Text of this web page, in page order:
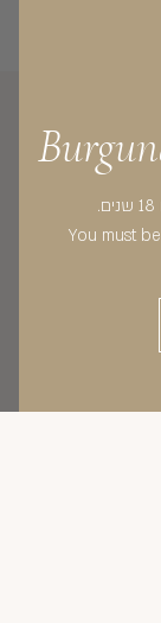
You must